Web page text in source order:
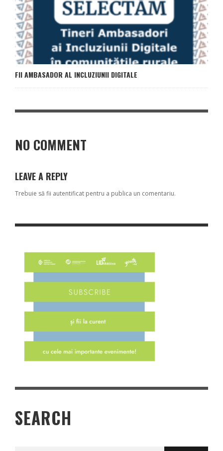
FII AMBASADOR AL INCLUZIUNII DIGITALE
NO COMMENT
LEAVE A REPLY
Trebuie să fii autentificat pentru a publica un comentariu.
SEARCH